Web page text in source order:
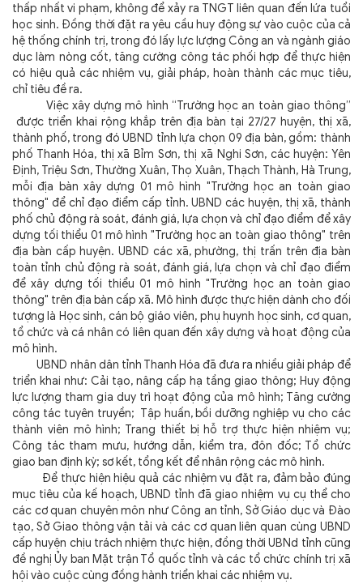
thấp nhất vi phạm, không để xảy ra TNGT liên quan đến lứa tuổi
học sinh. Đồng thời đặt ra yêu cầu huy động sự vào cuộc của cả
hệ thống chính trị, trong đó lấy lực lượng Công an và ngành giáo
dục làm nòng cốt, tăng cường công tác phối hợp để thực hiện
có hiệu quả các nhiệm vụ, giải pháp, hoàn thành các mục tiêu,
chỉ tiêu đề ra.
Việc xây dựng mô hình “Trường học an toàn giao thông”
được triển khai rộng khắp trên địa bàn tại 27/27 huyện, thị xã,
thành phố, trong đó UBND tỉnh lựa chọn 09 địa bàn, gồm: thành
phố Thanh Hóa, thị xã Bỉm Sơn, thị xã Nghi Sơn, các huyện: Yên
Định, Triệu Sơn, Thường Xuân, Thọ Xuân, Thạch Thành, Hà Trung,
mỗi địa bàn xây dựng 01 mô hình "Trường học an toàn giao
thông" để chỉ đạo điểm cấp tỉnh. UBND các huyện, thị xã, thành
phố chủ động rà soát, đánh giá, lựa chọn và chỉ đạo điểm để xây
dựng tối thiểu 01 mô hình "Trường học an toàn giao thông" trên
địa bàn cấp huyện. UBND các xã, phường, thị trấn trên địa bàn
toàn tỉnh chủ động rà soát, đánh giá, lựa chọn và chỉ đạo điểm
để xây dựng tối thiểu 01 mô hình "Trường học an toàn giao
thông" trên địa bàn cấp xã. Mô hình được thực hiện dành cho đối
tượng là Học sinh, cán bộ giáo viên, phụ huynh học sinh, cơ quan,
tổ chức và cá nhân có liên quan đến xây dựng và hoạt động của
mô hình.
UBND nhân dân tỉnh Thanh Hóa đã đưa ra nhiều giải pháp để
triển khai như: Cải tạo, nâng cấp hạ tầng giao thông; Huy động
lực lượng tham gia duy trì hoạt động của mô hình; Tăng cường
công tác tuyên truyền; Tập huấn, bồi dưỡng nghiệp vụ cho các
thành viên mô hình; Trang thiết bị hỗ trợ thực hiện nhiệm vụ;
Công tác tham mưu, hướng dẫn, kiểm tra, đôn đốc; Tổ chức
giao ban định kỳ; sơ kết, tổng kết để nhân rộng các mô hình.
Để thực hiện hiệu quả các nhiệm vụ đặt ra, đảm bảo đúng
mục tiêu của kế hoạch, UBND tỉnh đã giao nhiệm vụ cụ thể cho
các cơ quan chuyên môn như Công an tỉnh, Sở Giáo dục và Đào
tạo, Sở Giao thông vận tải và các cơ quan liên quan cùng UBND
cấp huyện chịu trách nhiệm thực hiện, đồng thời UBNd tỉnh cũng
đề nghị Ủy ban Mặt trận Tổ quốc tỉnh và các tổ chức chính trị xã
hội vào cuộc cùng đồng hành triển khai các nhiệm vụ.